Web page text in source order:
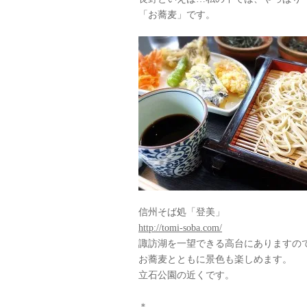
「お蕎麦」です。
信州そば処「登美」
http://tomi-soba.com/
諏訪湖を一望できる高台にありますの
お蕎麦とともに景色も楽しめます。
立石公園の近くです。